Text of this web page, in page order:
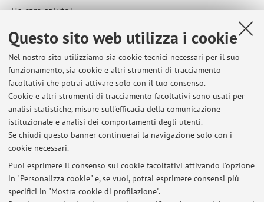
Questo sito web utilizza i cookie
Nel nostro sito utilizziamo sia cookie tecnici necessari per il suo
funzionamento, sia cookie e altri strumenti di tracciamento
facoltativi che potrai attivare solo con il tuo consenso.
Cookie e altri strumenti di tracciamento facoltativi sono usati per
analisi statistiche, misure sull'efficacia della comunicazione
istituzionale e analisi dei comportamenti degli utenti.
Se chiudi questo banner continuerai la navigazione solo con i
cookie necessari.
Puoi esprimere il consenso sui cookie facoltativi attivando l'opzione
in "Personalizza cookie" e, se vuoi, potrai esprimere consensi più
specifici in "Mostra cookie di profilazione".
Un caro saluto!
Ultimi avvisi
Annullamento lezioni 21-22 aprile 2026
Pubblicato il: 16 aprile 2026
Informazioni relative alla prova parziale di Istituzioni di Diritto
Pubblico del 9 aprile 2026
Pubblicato il: 31 marzo 2026